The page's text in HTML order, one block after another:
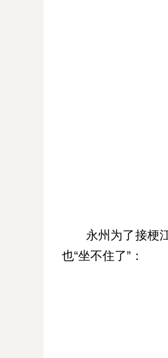
永州为了接梗
也“坐不住了”：